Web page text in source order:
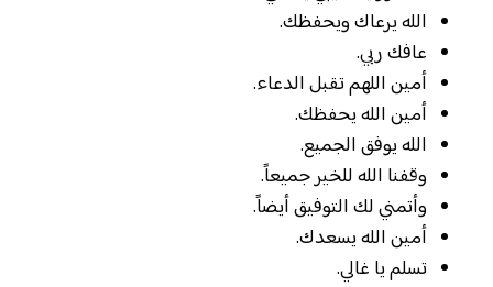
الله يرعاك ويحفظك.
عافك ربي.
أمين اللهم تقبل الدعاء.
أمين الله يحفظك.
الله يوفق الجميع.
وقفنا الله للخير جميعاً.
وأتمني لك التوفيق أيضاً.
أمين الله يسعدك.
تسلم يا غالي.